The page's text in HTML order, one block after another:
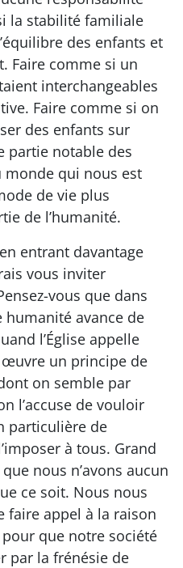
la stabilité familiale
des enfants et
Faire comme si un
interchangeables
Faire comme si on
des enfants sur
partie notable des
monde qui nous est
de vie plus
de l’humanité.
entrant davantage
vous inviter
vous que dans
avance de
l’Église appelle
un principe de
on semble par
l’accuse de vouloir
particulière de
à tous. Grand
nous n’avons aucun
ce soit. Nous nous
faire appel à la raison
que notre société
par la frénésie de